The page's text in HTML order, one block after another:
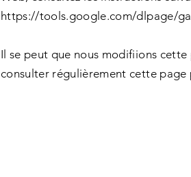
https://tools.google.com/dlpage/
Il se peut que nous modifiions
consulter régulièrement cette